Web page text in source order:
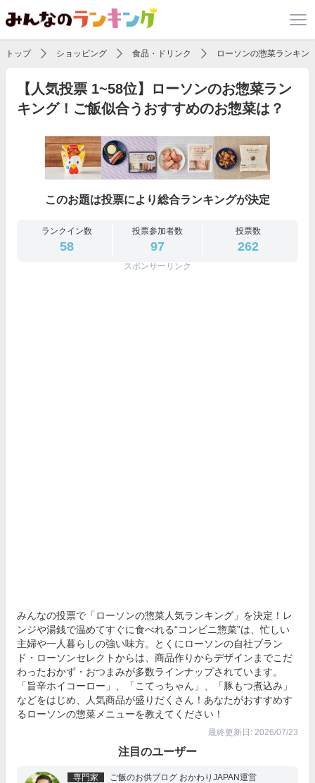
トップ ショッピング 食品・ドリンク ローソンの惣菜ランキン
【人気投票 1~58位】ローソンのお惣菜ラン
キング！ご飯似合うおすすめのお惣菜は？
このお題は投票により総合ランキングが決定
ランクイン数
58
投票参加者数
97
投票数
262
スポンサーリンク
みんなの投票で「ローソンの惣菜人気ランキング」を決定！レ
ンジや湯銭で温めてすぐに食べれる“コンビニ惣菜”は、忙しい
主婦や一人暮らしの強い味方。とくにローソンの自社ブラン
ド・ローソンセレクトからは、商品作りからデザインまでこだ
わったおかず・おつまみが多数ラインナップされています。
「旨辛ホイコーロー」、「こてっちゃん」、「豚もつ煮込み」
などをはじめ、人気商品が盛りだくさん！あなたがおすすめす
るローソンの惣菜メニューを教えてください！
最終更新日: 2026/07/23
注目のユーザー
専門家 ご飯のお供ブログ おかわりJAPAN運営